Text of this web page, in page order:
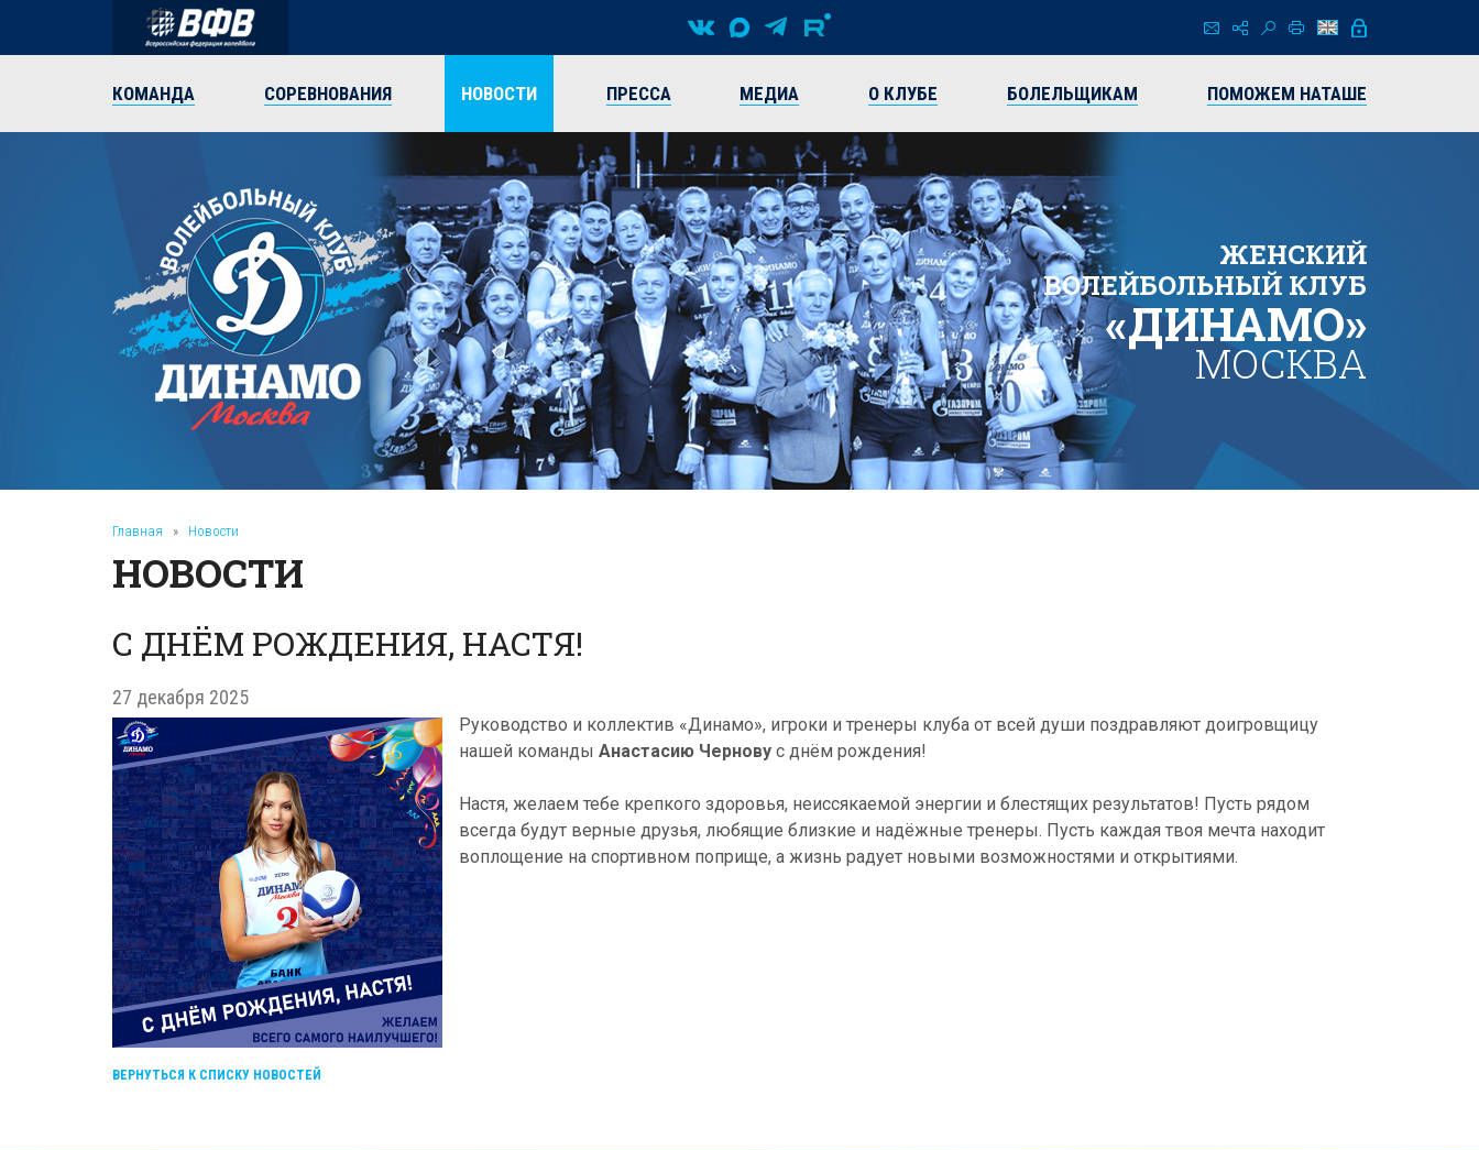
КОМАНДА СОРЕВНОВАНИЯ НОВОСТИ ПРЕССА МЕДИА О КЛУБЕ БОЛЕЛЬЩИКАМ ПОМОЖЕМ НАТАШЕ
ЖЕНСКИЙ
ВОЛЕЙБОЛЬНЫЙ КЛУБ
«ДИНАМО»
МОСКВА
Главная » Новости
НОВОСТИ
С ДНЁМ РОЖДЕНИЯ, НАСТЯ!
27 декабря 2025
Руководство и коллектив «Динамо», игроки и тренеры клуба от всей души поздравляют доигровщицу
нашей команды Анастасию Чернову с днём рождения!
Настя, желаем тебе крепкого здоровья, неиссякаемой энергии и блестящих результатов! Пусть рядом
всегда будут верные друзья, любящие близкие и надёжные тренеры. Пусть каждая твоя мечта находит
воплощение на спортивном поприще, а жизнь радует новыми возможностями и открытиями.
ВЕРНУТЬСЯ К СПИСКУ НОВОСТЕЙ